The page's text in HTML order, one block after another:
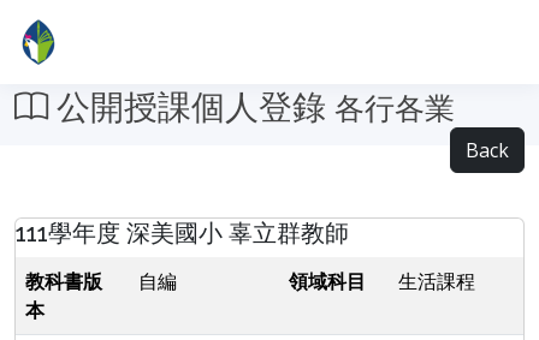
公開授課個人登錄 各行各業
Back
111學年度 深美國小 辜立群教師
教科書版
本
自編 領域科目 生活課程